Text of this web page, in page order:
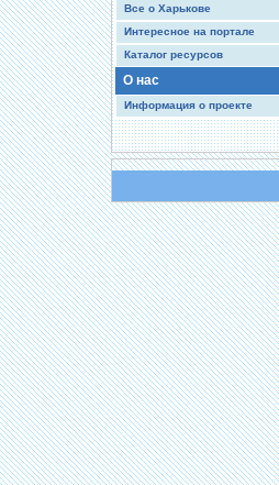
Все о Харькове
Интересное на портале
Каталог ресурсов
О нас
Информация о проекте